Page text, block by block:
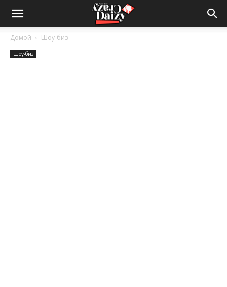
Crazy-
Daizy
Домой Шоу-биз
Шоу-биз